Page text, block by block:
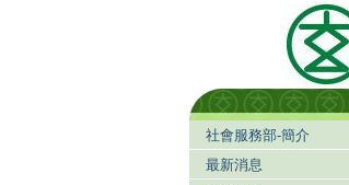
社會服務部-簡介
最新消息